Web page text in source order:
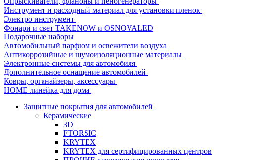
Инструмент и расходный материал для установки пленок
Электро инструмент
Фонари и свет TAKENOW и OSNOVALED
Подарочные наборы
Автомобильный парфюм и освежители воздуха
Антикоррозийные и шумоизоляционные материалы
Электронные системы для автомобиля
Дополнительное оснащение автомобилей
Ковры, органайзеры, аксессуары
HOME линейка для дома
Защитные покрытия для автомобилей
Керамические
3D
FTORSIC
KRYTEX
KRYTEX для сертифицированных центров